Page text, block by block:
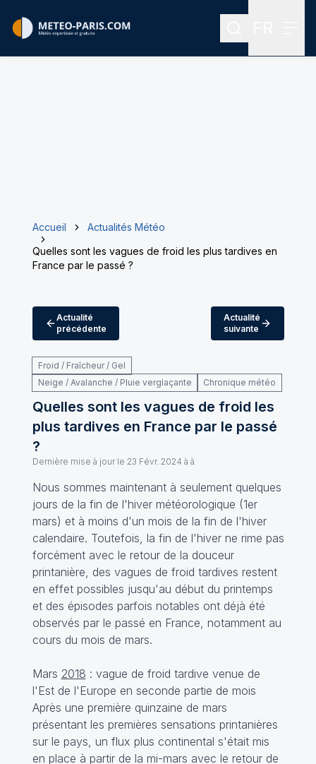
Rechercher
Accueil
Actualités Météo
Quelles sont les vagues de froid les plus tardives en
France par le passé ?
Actualité
précédente
Actualité
suivante
Froid / Fraîcheur / Gel
Neige / Avalanche / Pluie verglaçante
Chronique météo
Quelles sont les vagues de froid les
plus tardives en France par le passé
?
Dernière mise à jour le 23 Févr. 2024 à à
Nous sommes maintenant à seulement quelques
jours de la fin de l'hiver météorologique (1er
mars) et à moins d'un mois de la fin de l'hiver
calendaire. Toutefois, la fin de l'hiver ne rime pas
forcément avec le retour de la douceur
printanière, des vagues de froid tardives restent
en effet possibles jusqu'au début du printemps
et des épisodes parfois notables ont déjà été
observés par le passé en France, notamment au
cours du mois de mars.
Mars 2018 : vague de froid tardive venue de
l'Est de l'Europe en seconde partie de mois
Après une première quinzaine de mars
présentant les premières sensations printanières
sur le pays, un flux plus continental s'était mis
en place à partir de la mi-mars avec le retour de